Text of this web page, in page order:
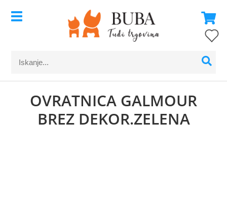
OVRATNICA GALMOUR
BREZ DEKOR.ZELENA